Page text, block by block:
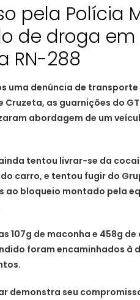
pela Polícia
de droga em
RN-288
uma denúncia de transporte
as guarnições do
abordagem de um
tentou livrar-se da
carro, e tentou fugir do
bloqueio montado pela
107g de maconha e 458g de
foram encaminhados à
demonstra seu